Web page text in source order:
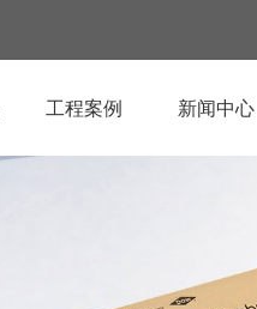
工程案例 新闻中心